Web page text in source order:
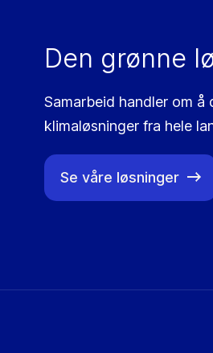
Den grønne
Samarbeid handler om
klimaløsninger fra hele
Se våre løsninger